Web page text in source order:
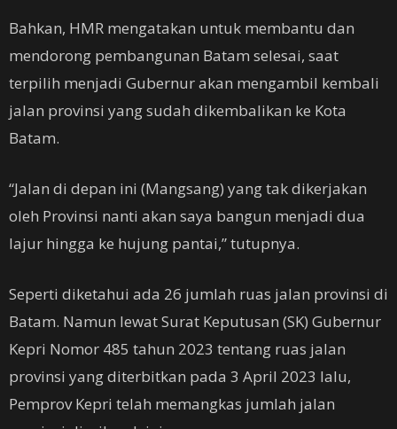
Bahkan, HMR mengatakan untuk membantu dan
mendorong pembangunan Batam selesai, saat
terpilih menjadi Gubernur akan mengambil kembali
jalan provinsi yang sudah dikembalikan ke Kota
Batam.
“Jalan di depan ini (Mangsang) yang tak dikerjakan
oleh Provinsi nanti akan saya bangun menjadi dua
lajur hingga ke hujung pantai,” tutupnya.
Seperti diketahui ada 26 jumlah ruas jalan provinsi di
Batam. Namun lewat Surat Keputusan (SK) Gubernur
Kepri Nomor 485 tahun 2023 tentang ruas jalan
provinsi yang diterbitkan pada 3 April 2023 lalu,
Pemprov Kepri telah memangkas jumlah jalan